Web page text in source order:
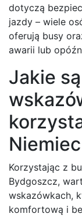
dotyczą
jazdy – wiele
oferują busy
awarii lub
Jakie
Niemiec
Korzystając z
Bydgoszcz,
wskazówkach,
komfortową i